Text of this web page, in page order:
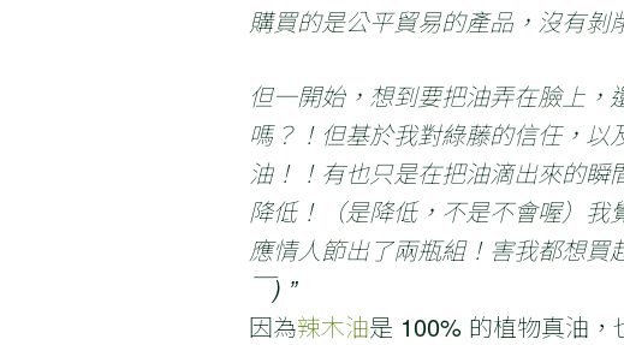
購買的是公平貿易的產品，沒有
但一開始，想到要把油弄在臉上
嗎？！但基於我對綠藤的信任，
油！！有也只是在把油滴出來的
降低！（是降低，不是不會喔）
應情人節出了兩瓶組！害我都想
￣) ”
因為辣木油是 100% 的植物真油